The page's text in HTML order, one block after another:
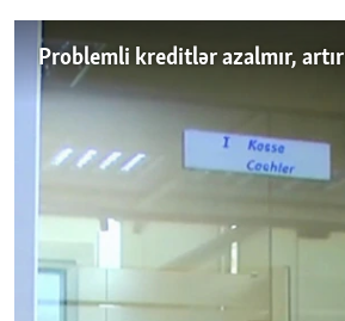
Problemli kreditlər azalmır, artır